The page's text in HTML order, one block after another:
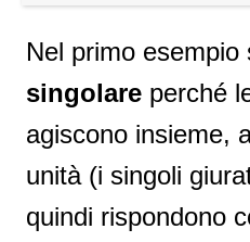
Nel primo esempio
singolare perché
agiscono insieme,
unità (i singoli
quindi rispondono